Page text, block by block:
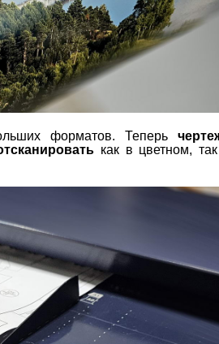
форматов. Теперь
как в цветном,